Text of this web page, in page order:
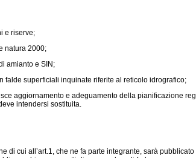
e riserve;
natura 2000;
amianto e SIN;
falde superficiali inquinate riferite al reticolo idrografico;
aggiornamento e adeguamento della pianificazione
intendersi sostituita.
di cui all’art.1, che ne fa parte integrante, sarà